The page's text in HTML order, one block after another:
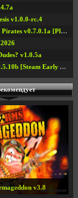
v1.0.0-rc.4
Roguebound Pirates v0.7.0.1a [Playtest]
v1.0.5a
Wonderia v0.5.10b [Steam Early Access]
v3.8